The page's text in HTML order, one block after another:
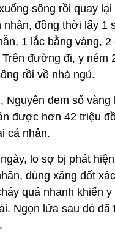
sông rồi quay lại
đồng thời lấy 1
1 lắc bằng vàng, 2
đường đi, y ném
rồi về nhà ngủ.
Nguyên đem số vàng
được hơn 42 triệu
cá nhân.
lo sợ bị phát
dùng xăng đốt
quá nhanh khiến y
Ngọn lửa sau đó đã